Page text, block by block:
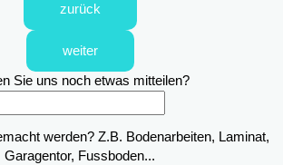
zurück
weiter
Sie uns noch etwas mitteilen?
werden? Z.B. Bodenarbeiten, Laminat,
Garagentor, Fussboden...